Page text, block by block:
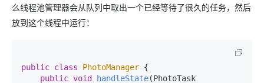
么线程池管理器会从队列中取出一个已经等待了很久的任务，然后
放到这个线程中运行：
public class PhotoManager {
public void handleState(PhotoTask